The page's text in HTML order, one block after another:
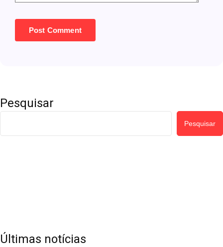
Pesquisar
Pesquisar
Últimas notícias